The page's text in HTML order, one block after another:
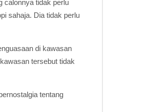
calonnya tidak perlu
sahaja. Dia tidak perlu
di kawasan
tersebut tidak
tentang